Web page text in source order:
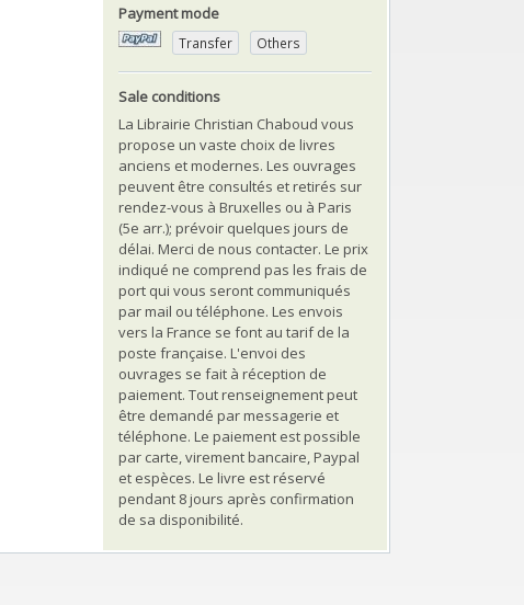
Payment mode
Transfer Others
Sale conditions
La Librairie Christian Chaboud vous
propose un vaste choix de livres
anciens et modernes. Les ouvrages
peuvent être consultés et retirés sur
rendez-vous à Bruxelles ou à Paris
(5e arr.); prévoir quelques jours de
délai. Merci de nous contacter. Le prix
indiqué ne comprend pas les frais de
port qui vous seront communiqués
par mail ou téléphone. Les envois
vers la France se font au tarif de la
poste française. L'envoi des
ouvrages se fait à réception de
paiement. Tout renseignement peut
être demandé par messagerie et
téléphone. Le paiement est possible
par carte, virement bancaire, Paypal
et espèces. Le livre est réservé
pendant 8 jours après confirmation
de sa disponibilité.